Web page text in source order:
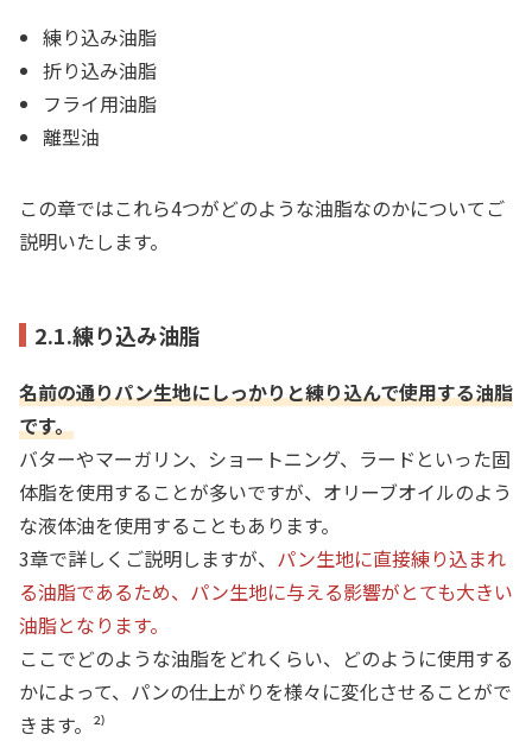
練り込み油脂
折り込み油脂
フライ用油脂
離型油
この章ではこれら4つがどのような油脂なのかについてご
説明いたします。
2.1.練り込み油脂
名前の通りパン生地にしっかりと練り込んで使用する油脂
です。
バターやマーガリン、ショートニング、ラードといった固
体脂を使用することが多いですが、オリーブオイルのよう
な液体油を使用することもあります。
3章で詳しくご説明しますが、 パン生地に直接練り込まれ
る油脂であるため、パン生地に与える影響がとても大きい
油脂となります。
ここでどのような油脂をどれくらい、どのように使用する
かによって、パンの仕上がりを様々に変化させることがで
きます。²⁾